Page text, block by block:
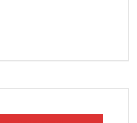
cu un